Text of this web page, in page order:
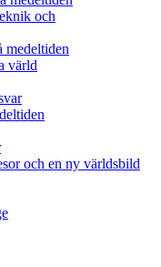
och
medeltiden
värld
och en ny världsbild